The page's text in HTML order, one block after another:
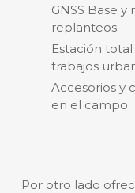
GNSS Base
replanteos.
Estación
trabajos
Accesorios y
en el campo.
Por otro lado